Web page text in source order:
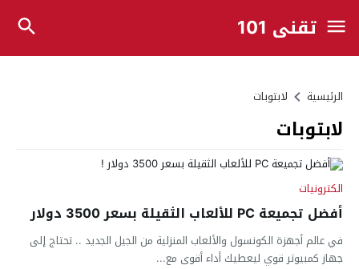
تقني 101
الرئيسية لابتوبات
لابتوبات
الكترونيات
أفضل تجميعة PC للألعاب الثقيلة بسعر 3500 دولار
في عالم أجهزة الكونسول والألعاب المنزلية من الجيل الجديد .. تحتاج إلى
جهاز كمبيوتر قوي ليعطيك أداء أقوى مع...